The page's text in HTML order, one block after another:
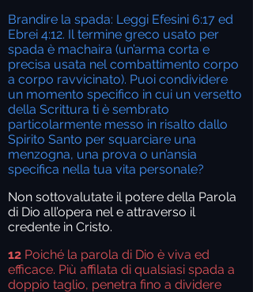
Brandire la spada: Leggi Efesini 6:17 ed
Ebrei 4:12. Il termine greco usato per
spada è machaira (un’arma corta e
precisa usata nel combattimento corpo
a corpo ravvicinato). Puoi condividere
un momento specifico in cui un versetto
della Scrittura ti è sembrato
particolarmente messo in risalto dallo
Spirito Santo per squarciare una
menzogna, una prova o un’ansia
specifica nella tua vita personale?
Non sottovalutate il potere della Parola
di Dio all’opera nel e attraverso il
credente in Cristo.
12 Poiché la parola di Dio è viva ed
efficace. Più affilata di qualsiasi spada a
doppio taglio, penetra fino a dividere